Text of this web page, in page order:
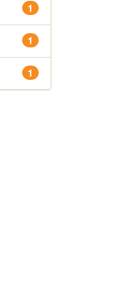
1
1
1